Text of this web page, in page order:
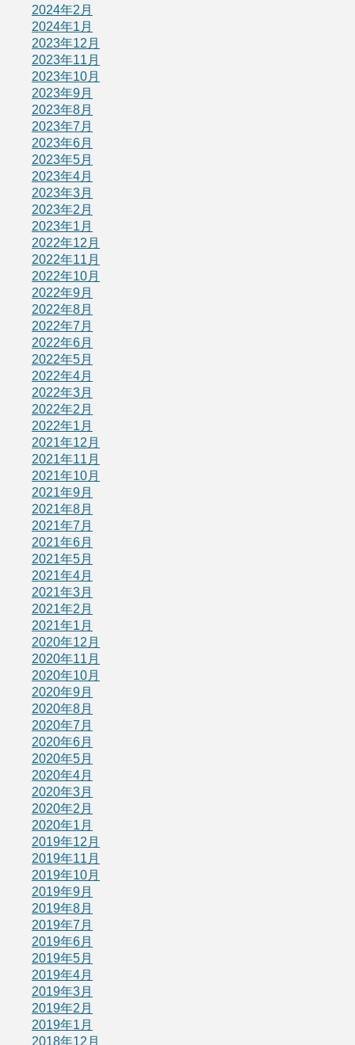
2024年2月
2024年1月
2023年12月
2023年11月
2023年10月
2023年9月
2023年8月
2023年7月
2023年6月
2023年5月
2023年4月
2023年3月
2023年2月
2023年1月
2022年12月
2022年11月
2022年10月
2022年9月
2022年8月
2022年7月
2022年6月
2022年5月
2022年4月
2022年3月
2022年2月
2022年1月
2021年12月
2021年11月
2021年10月
2021年9月
2021年8月
2021年7月
2021年6月
2021年5月
2021年4月
2021年3月
2021年2月
2021年1月
2020年12月
2020年11月
2020年10月
2020年9月
2020年8月
2020年7月
2020年6月
2020年5月
2020年4月
2020年3月
2020年2月
2020年1月
2019年12月
2019年11月
2019年10月
2019年9月
2019年8月
2019年7月
2019年6月
2019年5月
2019年4月
2019年3月
2019年2月
2019年1月
2018年12月